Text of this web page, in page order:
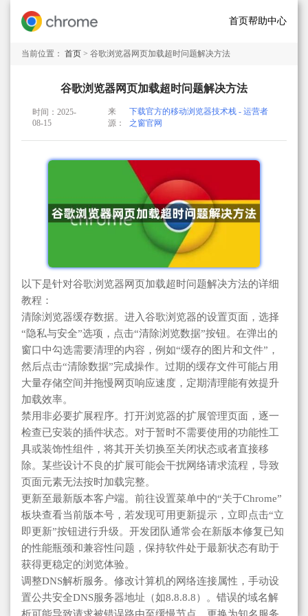
首页帮助中心
当前位置： 首页 > 谷歌浏览器网页加载超时问题解决方法
谷歌浏览器网页加载超时问题解决方法
时间：2025-
08-15
来
源：
下载官方的移动浏览器技术栈 - 运营者
之窗官网
以下是针对谷歌浏览器网页加载超时问题解决方法的详细
教程：
清除浏览器缓存数据。进入谷歌浏览器的设置页面，选择
“隐私与安全”选项，点击“清除浏览数据”按钮。在弹出的
窗口中勾选需要清理的内容，例如“缓存的图片和文件”，
然后点击“清除数据”完成操作。过期的缓存文件可能占用
大量存储空间并拖慢网页响应速度，定期清理能有效提升
加载效率。
禁用非必要扩展程序。打开浏览器的扩展管理页面，逐一
检查已安装的插件状态。对于暂时不需要使用的功能性工
具或装饰性组件，将其开关切换至关闭状态或者直接移
除。某些设计不良的扩展可能会干扰网络请求流程，导致
页面元素无法按时加载完整。
更新至最新版本客户端。前往设置菜单中的“关于Chrome”
板块查看当前版本号，若发现可用更新提示，立即点击“立
即更新”按钮进行升级。开发团队通常会在新版本修复已知
的性能瓶颈和兼容性问题，保持软件处于最新状态有助于
获得更稳定的浏览体验。
调整DNS解析服务。修改计算机的网络连接属性，手动设
置公共安全DNS服务器地址（如8.8.8.8）。错误的域名解